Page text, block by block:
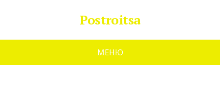
Postroitsa
МЕНЮ